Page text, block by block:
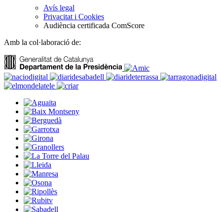
Avís legal
Privacitat i Cookies
Audiència certificada ComScore
Amb la col·laboració de: